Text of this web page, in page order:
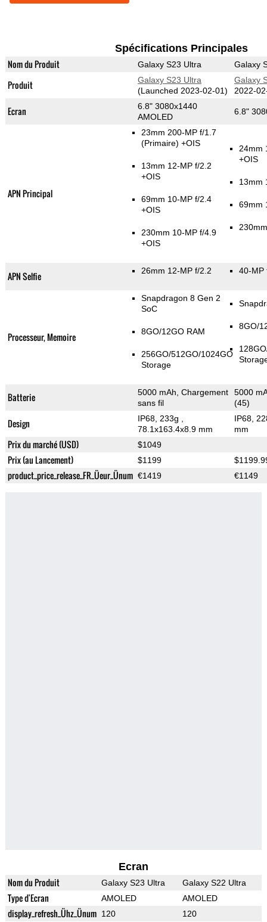
Spécifications Principales
Nom du Produit Galaxy S23 Ultra Galaxy
Produit
Galaxy S23 Ultra
(Launched 2023-02-01)
Galaxy
2022-
Ecran
6.8" 3080x1440
AMOLED
6.8"
APN Principal
23mm 200-MP f/1.7
(Primaire) +OIS
13mm 12-MP f/2.2
+OIS
69mm 10-MP f/2.4
+OIS
230mm 10-MP f/4.9
+OIS
24mm
+OIS
13mm
69mm
APN Selfie 26mm 12-MP f/2.2 40-MP
Processeur, Memoire
Snapdragon 8 Gen 2
SoC
8GO/12GO RAM
256GO/512GO/1024GO
Storage
8GO/
Batterie
5000 mAh, Chargement
sans fil
5000
(45)
Design IP68, 233g
78.1x163.4x8.9 mm
IP68,
mm
Prix du marché (USD) $1049
Prix (au Lancement) $1199
product_price_release_FR_Üeur_Ünum €1419 €1149
Ecran
Nom du Produit Galaxy S23 Ultra Galaxy S22 Ultra
Type d'Ecran AMOLED AMOLED
display_refresh_Ühz_Ünum 120 120